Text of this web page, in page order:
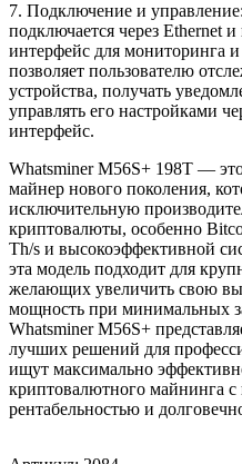
7. Подключение и
подключается через Ethernet
интерфейс для мониторинга
позволяет пользователю
устройства, получать
управлять его настройками
интерфейс.
Whatsminer M56S+ 198T —
майнер нового поколения,
исключительную
криптовалюты, особенно
Th/s и высокоэффективной
эта модель подходит для
желающих увеличить свою
мощность при минимальных
Whatsminer M56S+
лучших решений для
ищут максимально
криптовалютного майнинга с
рентабельностью и